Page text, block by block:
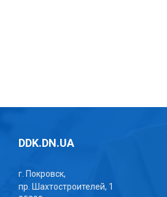
DDK.DN.UA
г. Покровск,
пр. Шахтостроителей, 1